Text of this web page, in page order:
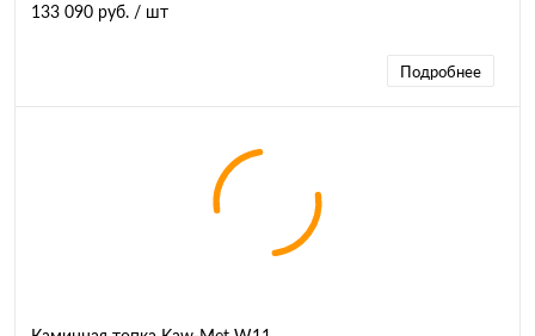
133 090 руб. / шт
Подробнее